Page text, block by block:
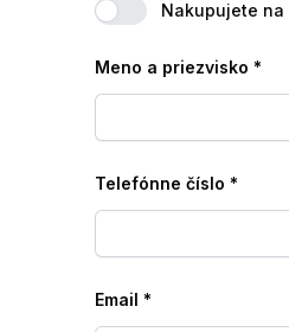
Nakupujete na
Meno a priezvisko *
Telefónne číslo *
Email *